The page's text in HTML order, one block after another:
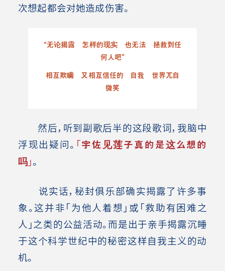
次想起都会对她造成伤害。
“无论揭露 怎样的现实 也无法 拯救到任
何人吧”
相互欺瞒 又相互信任的 自我 世界兀自
微笑
然后，听到副歌后半的这段歌词，我脑中
浮现出疑问。 「宇佐见莲子真的是这么想的
吗」。
说实话，秘封俱乐部确实揭露了许多事
象。这并非「为他人着想」或「救助有困难之
人」之类的公益活动。而是出于亲手揭露沉睡
于这个科学世纪中的秘密这样自我主义的动
机。